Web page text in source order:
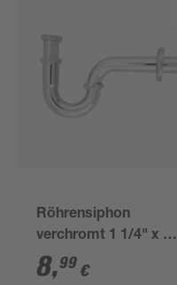
Röhrensiphon
verchromt 1 1/4" x 32
mm
8,99 €